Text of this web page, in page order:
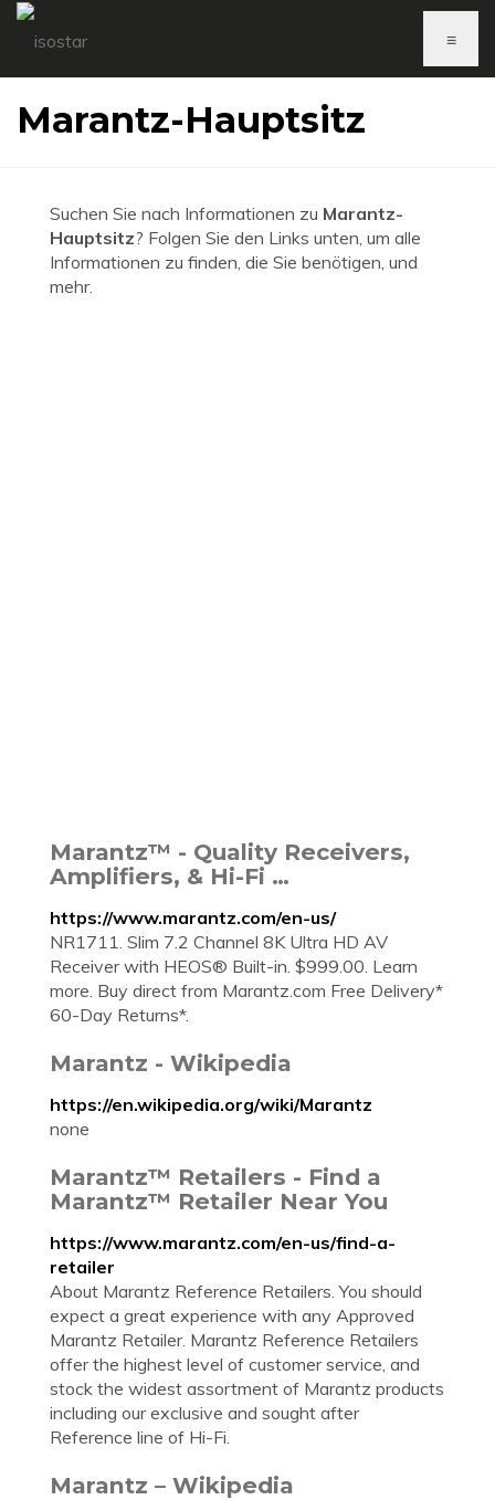
≡
Marantz-Hauptsitz
Suchen Sie nach Informationen zu Marantz-
Hauptsitz? Folgen Sie den Links unten, um alle
Informationen zu finden, die Sie benötigen, und
mehr.
Marantz™ - Quality Receivers,
Amplifiers, & Hi-Fi …
https://www.marantz.com/en-us/
NR1711. Slim 7.2 Channel 8K Ultra HD AV
Receiver with HEOS® Built-in. $999.00. Learn
more. Buy direct from Marantz.com Free Delivery*
60-Day Returns*.
Marantz - Wikipedia
https://en.wikipedia.org/wiki/Marantz
none
Marantz™ Retailers - Find a
Marantz™ Retailer Near You
https://www.marantz.com/en-us/find-a-
retailer
About Marantz Reference Retailers. You should
expect a great experience with any Approved
Marantz Retailer. Marantz Reference Retailers
offer the highest level of customer service, and
stock the widest assortment of Marantz products
including our exclusive and sought after
Reference line of Hi-Fi.
Marantz – Wikipedia